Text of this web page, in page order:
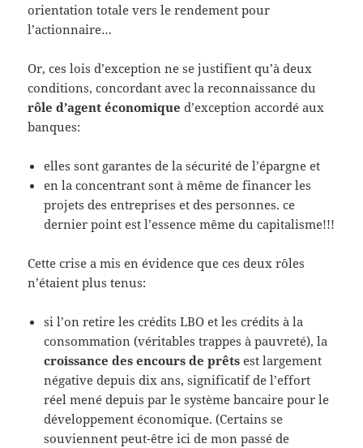
orientation totale vers le rendement pour
l’actionnaire…
Or, ces lois d’exception ne se justifient qu’à deux
conditions, concordant avec la reconnaissance du
rôle d’agent économique d’exception accordé aux
banques:
elles sont garantes de la sécurité de l’épargne et
en la concentrant sont à même de financer les
projets des entreprises et des personnes. ce
dernier point est l’essence même du capitalisme!!!
Cette crise a mis en évidence que ces deux rôles
n’étaient plus tenus:
si l’on retire les crédits LBO et les crédits à la
consommation (véritables trappes à pauvreté), la
croissance des encours de prêts est largement
négative depuis dix ans, significatif de l’effort
réel mené depuis par le système bancaire pour le
développement économique. (Certains se
souviennent peut-être ici de mon passé de